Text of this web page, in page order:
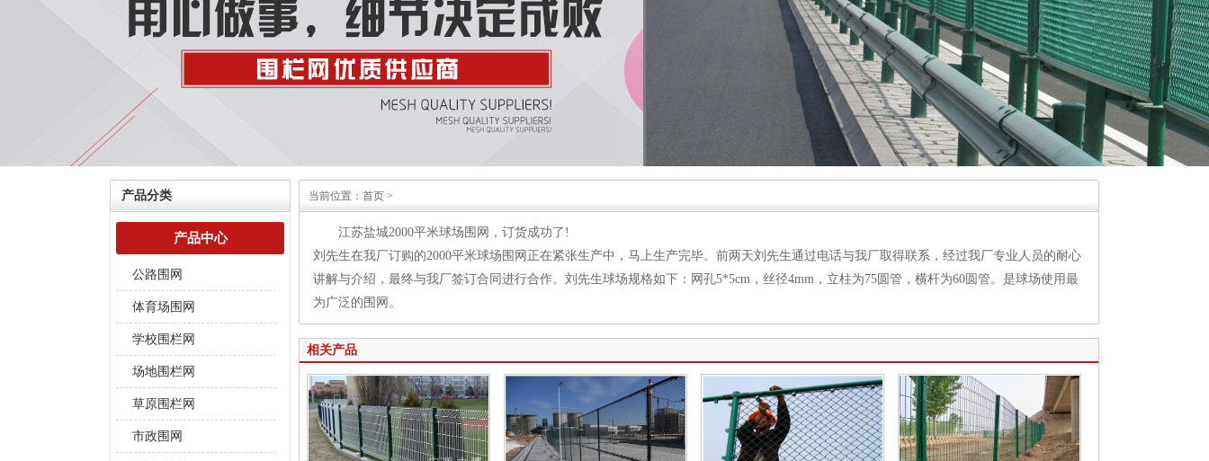
产品分类
产品中心
公路围网
体育场围网
学校围栏网
场地围栏网
草原围栏网
市政围网
当前位置： 首页 >
江苏盐城2000平米球场围网，订货成功了!
刘先生在我厂订购的2000平米球场围网正在紧张生产中，马上生产完毕。前两天刘先生通过电话与我厂取得联系，经过我厂专业人员的耐心
讲解与介绍，最终与我厂签订合同进行合作。刘先生球场规格如下：网孔5*5cm，丝径4mm，立柱为75圆管，横杆为60圆管。是球场使用最
为广泛的围网。
相关产品